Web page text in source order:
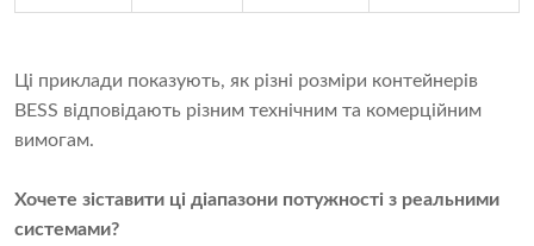
Ці приклади показують, як різні розміри контейнерів
BESS відповідають різним технічним та комерційним
вимогам.
Хочете зіставити ці діапазони потужності з реальними
системами?